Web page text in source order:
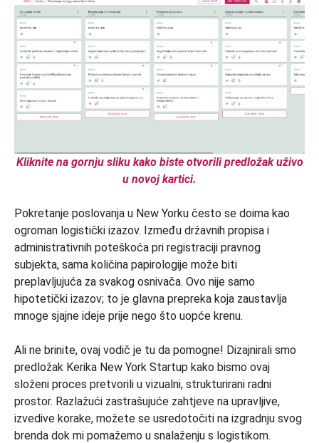
Kliknite na gornju sliku kako biste otvorili predložak uživo
u novoj kartici.
Pokretanje poslovanja u New Yorku često se doima kao
ogroman logistički izazov. Između državnih propisa i
administrativnih poteškoća pri registraciji pravnog
subjekta, sama količina papirologije može biti
preplavljujuća za svakog osnivača. Ovo nije samo
hipotetički izazov; to je glavna prepreka koja zaustavlja
mnoge sjajne ideje prije nego što uopće krenu.
Ali ne brinite, ovaj vodič je tu da pomogne! Dizajnirali smo
predložak Kerika New York Startup kako bismo ovaj
složeni proces pretvorili u vizualni, strukturirani radni
prostor. Razlažući zastrašujuće zahtjeve na upravljive,
izvedive korake, možete se usredotočiti na izgradnju svog
brenda dok mi pomažemo u snalaženju s logistikom.